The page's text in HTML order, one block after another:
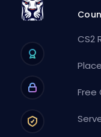
CS2
Free